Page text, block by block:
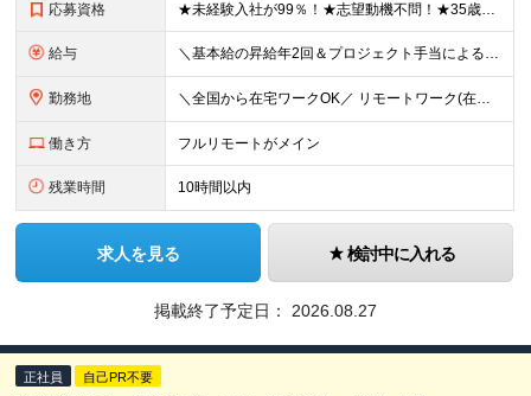
応募資格 ★未経験入社が99％！★志望動機不問！★35歳以下（長期キャリア形成のため） ■職種・業界経験不問、第二新卒大歓迎！ ■学歴不問 ≪1つでも当てはまる方にピッタリです≫ ★ChatGPTやAIなど
給与 ＼基本給の昇給年2回＆プロジェクト手当による昇給年12回！！／ 【未経験者の場合】 月給26万円～50万円＋プロジェクト手当＋資格手当 ★スキルや経験を考慮の上、優遇します ★上記給与には固定残業
勤務地 ＼全国から在宅ワークOK／ リモートワーク(在宅勤務)or東京23区、大阪のお客様先での勤務 ★転勤はありません ★希望をもとに配属先を決定します ★リモートワーク率5割強 ★フルリモートの場合は通
働き方 フルリモートがメイン
残業時間 10時間以内
求人を見る 検討中に入れる
掲載終了予定日： 2026.08.27
正社員 自己PR不要